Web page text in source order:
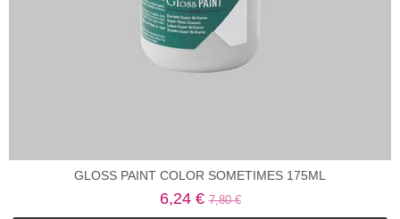
GLOSS PAINT COLOR SOMETIMES 175ML
6,24 €7,80 €